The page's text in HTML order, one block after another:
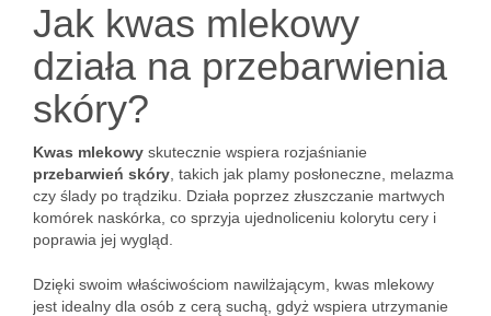
Jak kwas mlekowy
działa na przebarwienia
skóry?
Kwas mlekowy skutecznie wspiera rozjaśnianie
przebarwień skóry , takich jak plamy posłoneczne, melazma
czy ślady po trądziku. Działa poprzez złuszczanie martwych
komórek naskórka, co sprzyja ujednoliceniu kolorytu cery i
poprawia jej wygląd.
Dzięki swoim właściwościom nawilżającym, kwas mlekowy
jest idealny dla osób z cerą suchą, gdyż wspiera utrzymanie